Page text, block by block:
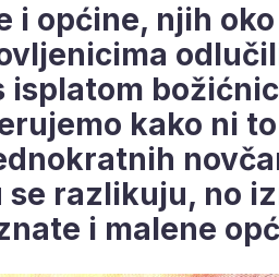
i općine, njih
isplatom
kako ni
razlikuju, no
i malene